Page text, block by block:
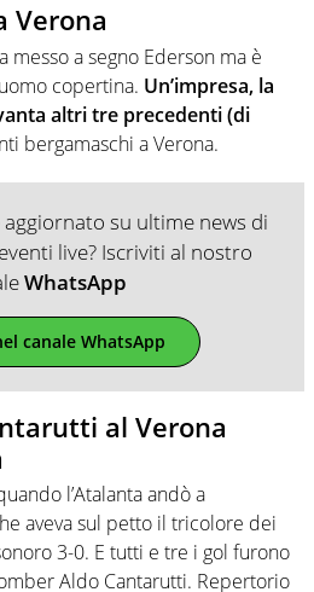
Verona
messo a segno Ederson ma è
copertina. Un’impresa, la
altri tre precedenti (di
bergamaschi a Verona.
su ultime news di
live? Iscriviti al nostro
WhatsApp
canale WhatsApp
al Verona
l’Atalanta andò a
aveva sul petto il tricolore dei
3-0. E tutti e tre i gol furono
Aldo Cantarutti. Repertorio